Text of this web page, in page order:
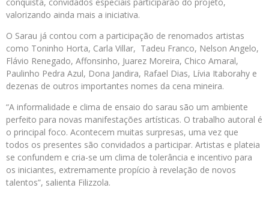
conquista, convidados especiais participarão do projeto,
valorizando ainda mais a iniciativa.
O Sarau já contou com a participação de renomados artistas
como Toninho Horta, Carla Villar, Tadeu Franco, Nelson Angelo,
Flávio Renegado, Affonsinho, Juarez Moreira, Chico Amaral,
Paulinho Pedra Azul, Dona Jandira, Rafael Dias, Lívia Itaborahy e
dezenas de outros importantes nomes da cena mineira.
“A informalidade e clima de ensaio do sarau são um ambiente
perfeito para novas manifestações artísticas. O trabalho autoral é
o principal foco. Acontecem muitas surpresas, uma vez que
todos os presentes são convidados a participar. Artistas e plateia
se confundem e cria-se um clima de tolerância e incentivo para
os iniciantes, extremamente propício à revelação de novos
talentos”, salienta Filizzola.